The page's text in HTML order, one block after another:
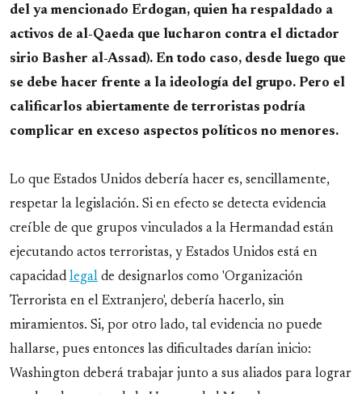
del ya mencionado Erdogan, quien ha respaldado a
activos de al-Qaeda que lucharon contra el dictador
sirio Basher al-Assad). En todo caso, desde luego que
se debe hacer frente a la ideología del grupo. Pero el
calificarlos abiertamente de terroristas podría
complicar en exceso aspectos políticos no menores.
Lo que Estados Unidos debería hacer es, sencillamente,
respetar la legislación. Si en efecto se detecta evidencia
creíble de que grupos vinculados a la Hermandad están
ejecutando actos terroristas, y Estados Unidos está en
capacidad legal de designarlos como 'Organización
Terrorista en el Extranjero', debería hacerlo, sin
miramientos. Si, por otro lado, tal evidencia no puede
hallarse, pues entonces las dificultades darían inicio:
Washington deberá trabajar junto a sus aliados para lograr